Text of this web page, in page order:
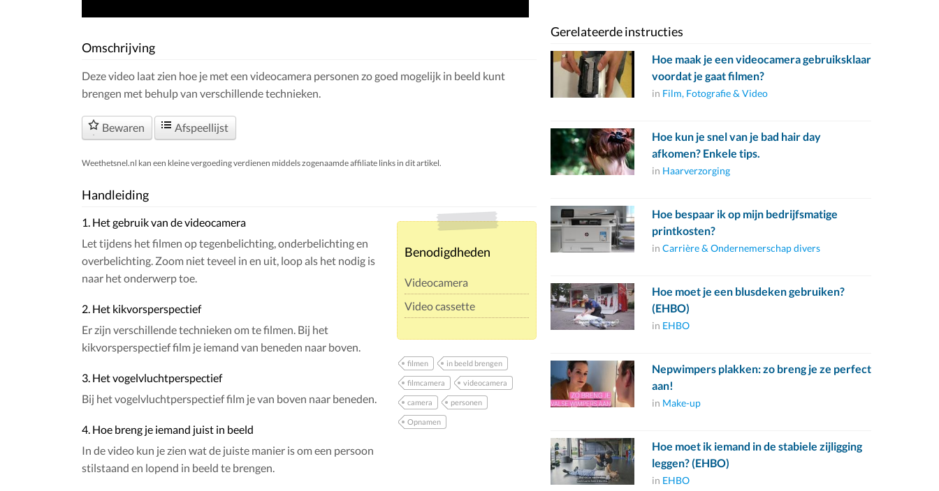
Omschrijving
Deze video laat zien hoe je met een videocamera personen zo goed mogelijk in beeld kunt
brengen met behulp van verschillende technieken.
Bewaren Afspeellijst
Weethetsnel.nl kan een kleine vergoeding verdienen middels zogenaamde affiliate links in dit artikel.
Handleiding
Benodigdheden
Videocamera
Video cassette
filmen in beeld brengen
filmcamera videocamera
camera personen
Opnamen
1. Het gebruik van de videocamera
Let tijdens het filmen op tegenbelichting, onderbelichting en
overbelichting. Zoom niet teveel in en uit, loop als het nodig is
naar het onderwerp toe.
2. Het kikvorsperspectief
Er zijn verschillende technieken om te filmen. Bij het
kikvorsperspectief film je iemand van beneden naar boven.
3. Het vogelvluchtperspectief
Bij het vogelvluchtperspectief film je van boven naar beneden.
4. Hoe breng je iemand juist in beeld
In de video kun je zien wat de juiste manier is om een persoon
stilstaand en lopend in beeld te brengen.
Gerelateerde instructies
Hoe maak je een videocamera gebruiksklaar
voordat je gaat filmen?
in Film, Fotografie & Video
Hoe kun je snel van je bad hair day
afkomen? Enkele tips.
in Haarverzorging
Hoe bespaar ik op mijn bedrijfsmatige
printkosten?
in Carrière & Ondernemerschap divers
Hoe moet je een blusdeken gebruiken?
(EHBO)
in EHBO
Nepwimpers plakken: zo breng je ze perfect
aan!
in Make-up
Hoe moet ik iemand in de stabiele zijligging
leggen? (EHBO)
in EHBO